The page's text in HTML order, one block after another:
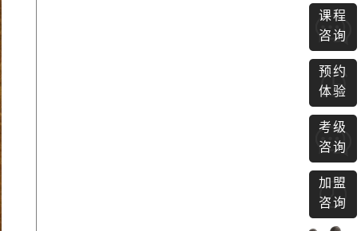
课程
咨询
预约
体验
考级
咨询
加盟
咨询